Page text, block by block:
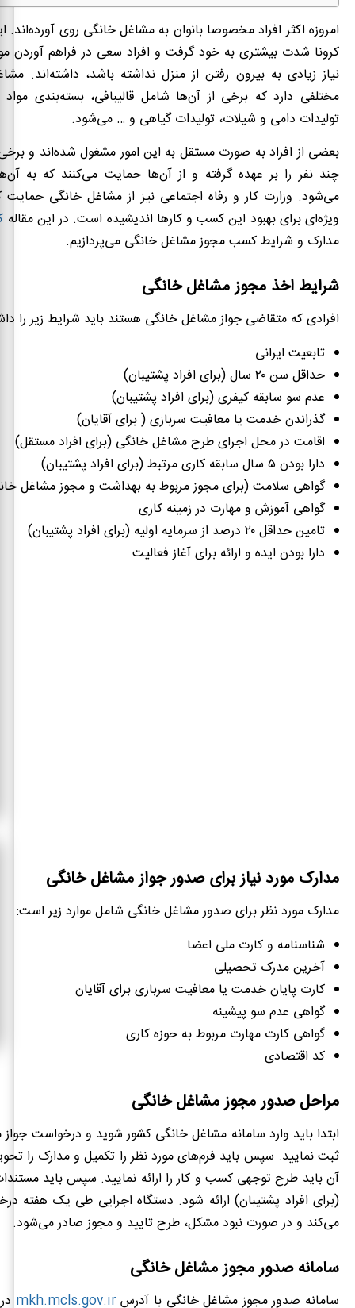
امروزه اکثر افراد مخصوصا بانوان به مشاغل خانگی روی آورده‌اند.
کرونا شدت بیشتری به خود گرفت و افراد سعی در فراهم آوردن
نیاز زیادی به بیرون رفتن از منزل نداشته باشد، داشته‌اند.
مختلفی دارد که برخی از آن‌ها شامل قالیبافی، بسته‌بندی
تولیدات دامی و شیلات، تولیدات گیاهی و … می‌شود.
بعضی از افراد به صورت مستقل به این امور مشغول شده‌اند و
چند نفر را بر عهده گرفته و از آن‌ها حمایت می‌کنند که به
می‌شود. وزارت کار و رفاه اجتماعی نیز از مشاغل خانگی حمایت
ویژه‌ای برای بهبود این کسب و کارها اندیشیده است. در این مقاله
مدارک و شرایط کسب مجوز مشاغل خانگی می‌پردازیم.
شرایط اخذ مجوز مشاغل خانگی
افرادی که متقاضی جواز مشاغل خانگی هستند باید شرایط زیر را
تابعیت ایرانی
حداقل سن ۲۰ سال (برای افراد پشتیبان)
عدم سو سابقه کیفری (برای افراد پشتیبان)
گذراندن خدمت یا معافیت سربازی ( برای آقایان)
اقامت در محل اجرای طرح مشاغل خانگی (برای افراد مستقل)
دارا بودن ۵ سال سابقه کاری مرتبط (برای افراد پشتیبان)
گواهی سلامت (برای مجوز مربوط به بهداشت و مجوز مشاغل
گواهی آموزش و مهارت در زمینه کاری
تامین حداقل ۲۰ درصد از سرمایه اولیه (برای افراد پشتیبان)
دارا بودن ایده و ارائه برای آغاز فعالیت
مدارک مورد نیاز برای صدور جواز مشاغل خانگی
مدارک مورد نظر برای صدور مشاغل خانگی شامل موارد زیر است:
شناسنامه و کارت ملی اعضا
آخرین مدرک تحصیلی
کارت پایان خدمت یا معافیت سربازی برای آقایان
گواهی عدم سو پیشینه
گواهی کارت مهارت مربوط به حوزه کاری
کد اقتصادی
مراحل صدور مجوز مشاغل خانگی
ابتدا باید وارد سامانه مشاغل خانگی کشور شوید و درخواست
ثبت نمایید. سپس باید فرم‌های مورد نظر را تکمیل و مدارک را
آن باید طرح توجهی کسب و کار را ارائه نمایید. سپس باید
(برای افراد پشتیبان) ارائه شود. دستگاه اجرایی طی یک هفته
می‌کند و در صورت نبود مشکل، طرح تایید و مجوز صادر می‌شود.
سامانه صدور مجوز مشاغل خانگی
سامانه صدور مجوز مشاغل خانگی با آدرسmkh.mcls.gov.ir